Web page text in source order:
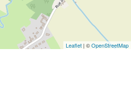
Leaflet | ©OpenStreetMap